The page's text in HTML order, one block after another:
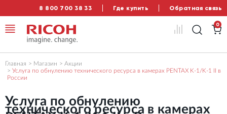
8 800 700 38 33 Где купить Обратная связь
0
Главная Магазин
Акции
Услуга по обнулению технического ресурса в камерах PENTAX K-1/K-1 II в
России
Услуга по обнулению
технического ресурса в камерах